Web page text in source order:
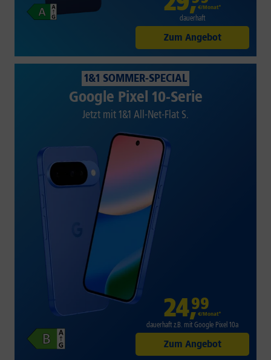
€/Monat*
dauerhaft
Zum Angebot
1&1 SOMMER-SPECIAL
Google Pixel 10-Serie
Jetzt mit 1&1 All-Net-Flat S.
24,99
€/Monat*
dauerhaft z.B. mit Google Pixel 10a
Zum Angebot